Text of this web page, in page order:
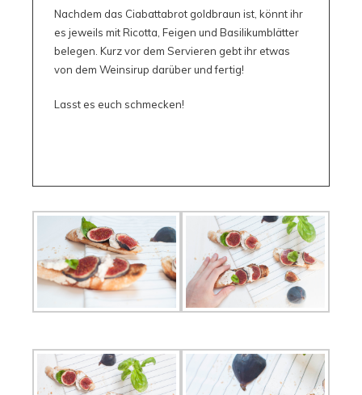
Nachdem das Ciabattabrot goldbraun ist, könnt ihr
es jeweils mit Ricotta, Feigen und Basilikumblätter
belegen. Kurz vor dem Servieren gebt ihr etwas
von dem Weinsirup darüber und fertig!
Lasst es euch schmecken!